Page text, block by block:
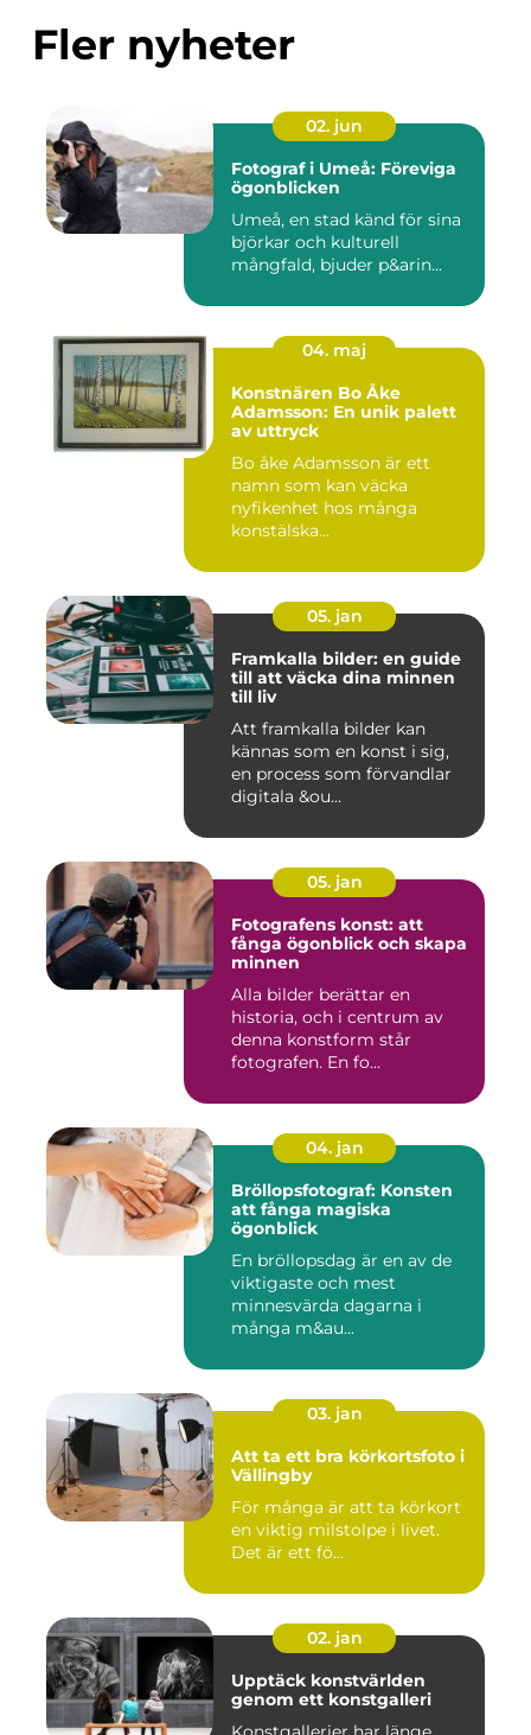
Fler nyheter
02. jun
Fotograf i Umeå: Föreviga
ögonblicken
Umeå, en stad känd för sina
björkar och kulturell
mångfald, bjuder p&arin...
04. maj
Konstnären Bo Åke
Adamsson: En unik palett
av uttryck
Bo åke Adamsson är ett
namn som kan väcka
nyfikenhet hos många
konstälska...
05. jan
Framkalla bilder: en guide
till att väcka dina minnen
till liv
Att framkalla bilder kan
kännas som en konst i sig,
en process som förvandlar
digitala &ou...
05. jan
Fotografens konst: att
fånga ögonblick och skapa
minnen
Alla bilder berättar en
historia, och i centrum av
denna konstform står
fotografen. En fo...
04. jan
Bröllopsfotograf: Konsten
att fånga magiska
ögonblick
En bröllopsdag är en av de
viktigaste och mest
minnesvärda dagarna i
många m&au...
03. jan
Att ta ett bra körkortsfoto i
Vällingby
För många är att ta körkort
en viktig milstolpe i livet.
Det är ett fö...
02. jan
Upptäck konstvärlden
genom ett konstgalleri